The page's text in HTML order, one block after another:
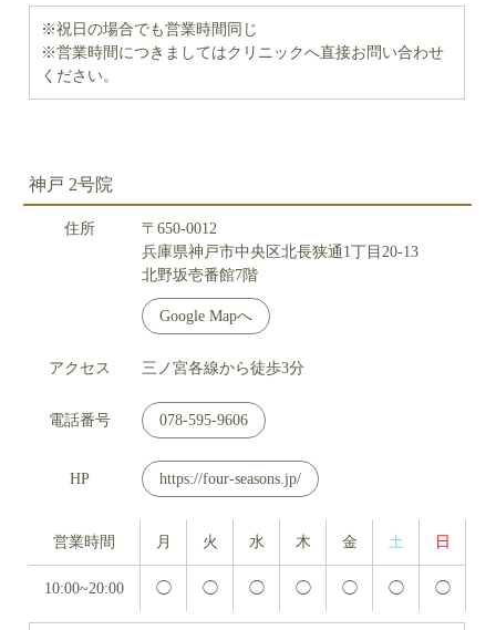
※祝日の場合でも営業時間同じ
※営業時間につきましてはクリニックへ直接お問い合わせ
ください。
神戸 2号院
住所
〒650-0012
兵庫県神戸市中央区北長狭通1丁目20-13
北野坂壱番館7階
Google Mapへ
アクセス 三ノ宮各線から徒歩3分
電話番号 078-595-9606
HP https://four-seasons.jp/
営業時間 月 火 水 木 金 土 日
10:00~20:00 ◯ ◯ ◯ ◯ ◯ ◯ ◯